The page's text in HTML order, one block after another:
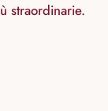
straordinarie.